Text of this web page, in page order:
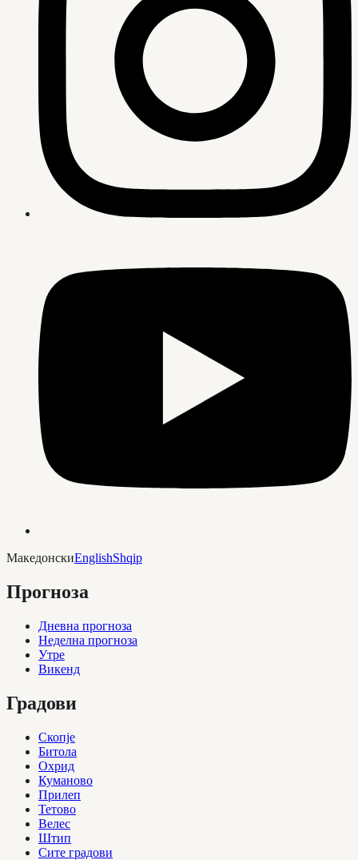
МакедонскиEnglishShqip
Прогноза
Дневна прогноза
Неделна прогноза
Утре
Викенд
Градови
Скопје
Битола
Охрид
Куманово
Прилеп
Тетово
Велес
Штип
Сите градови